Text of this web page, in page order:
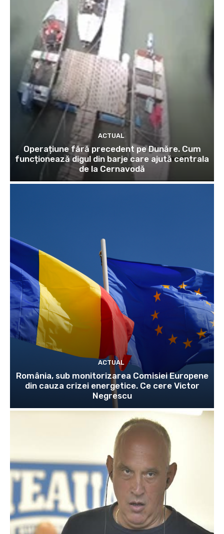
ACTUAL
Operațiune fără precedent pe Dunăre. Cum
funcționează digul din barje care ajută centrala
de la Cernavodă
ACTUAL
România, sub monitorizarea Comisiei Europene
din cauza crizei energetice. Ce cere Victor
Negrescu